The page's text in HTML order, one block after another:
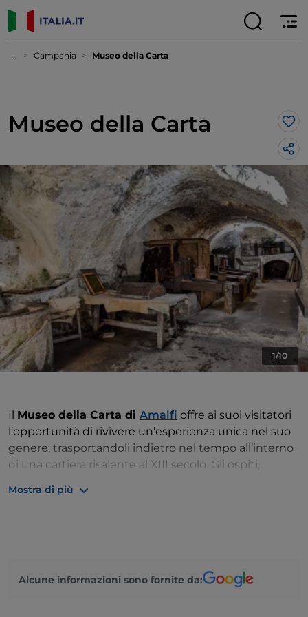
... Campania Museo della Carta
Museo della Carta
1/10
Il Museo della Carta di Amalfi offre ai suoi visitatori
l’opportunità di rivivere un’esperienza unica nel suo
genere, trasportandoli indietro nel tempo all’interno
di una cartiera risalente al XIII secolo. Gli ospiti,
spagnolo, possono assistere direttamente alle
magli in legno, messi in moto da una ruota idraulica,
che battevano e trituravano gli stracci; la macchina
Mostra di più
Alcune informazioni sono fornite da: